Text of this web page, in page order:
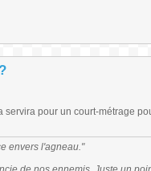
pour un court-métrage
envers l'agneau."